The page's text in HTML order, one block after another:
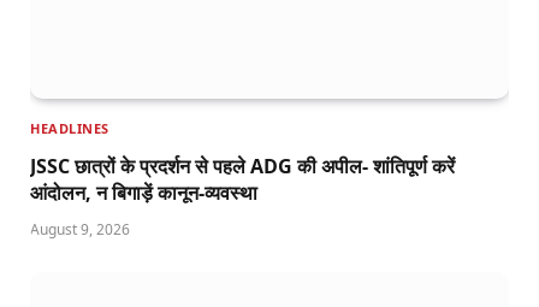
HEADLINES
JSSC छात्रों के प्रदर्शन से पहले ADG की अपील- शांतिपूर्ण करें
आंदोलन, न बिगाड़ें कानून-व्यवस्था
August 9, 2026